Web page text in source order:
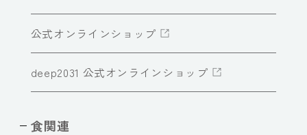
公式オンラインショップ
deep2031 公式オンラインショップ
食関連